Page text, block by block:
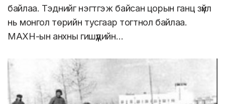
байлаа. Тэднийг нэгтгэж байсан цорын ганц зүйл
нь монгол төрийн тусгаар тогтнол байлаа.
МАХН-ын анхны гишүүдийн…